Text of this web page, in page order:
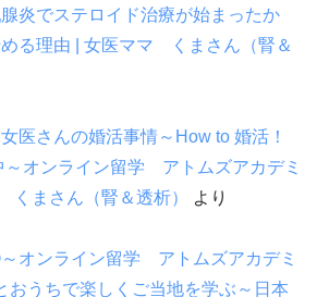
炎でステロイド治療が始まったか
る理由 | 女医ママ くまさん（腎＆
医さんの婚活事情～How to 婚活！
～オンライン留学 アトムズアカデミ
まさん（腎＆透析）
より
オンライン留学 アトムズアカデミ
おうちで楽しくご当地を学ぶ～日本